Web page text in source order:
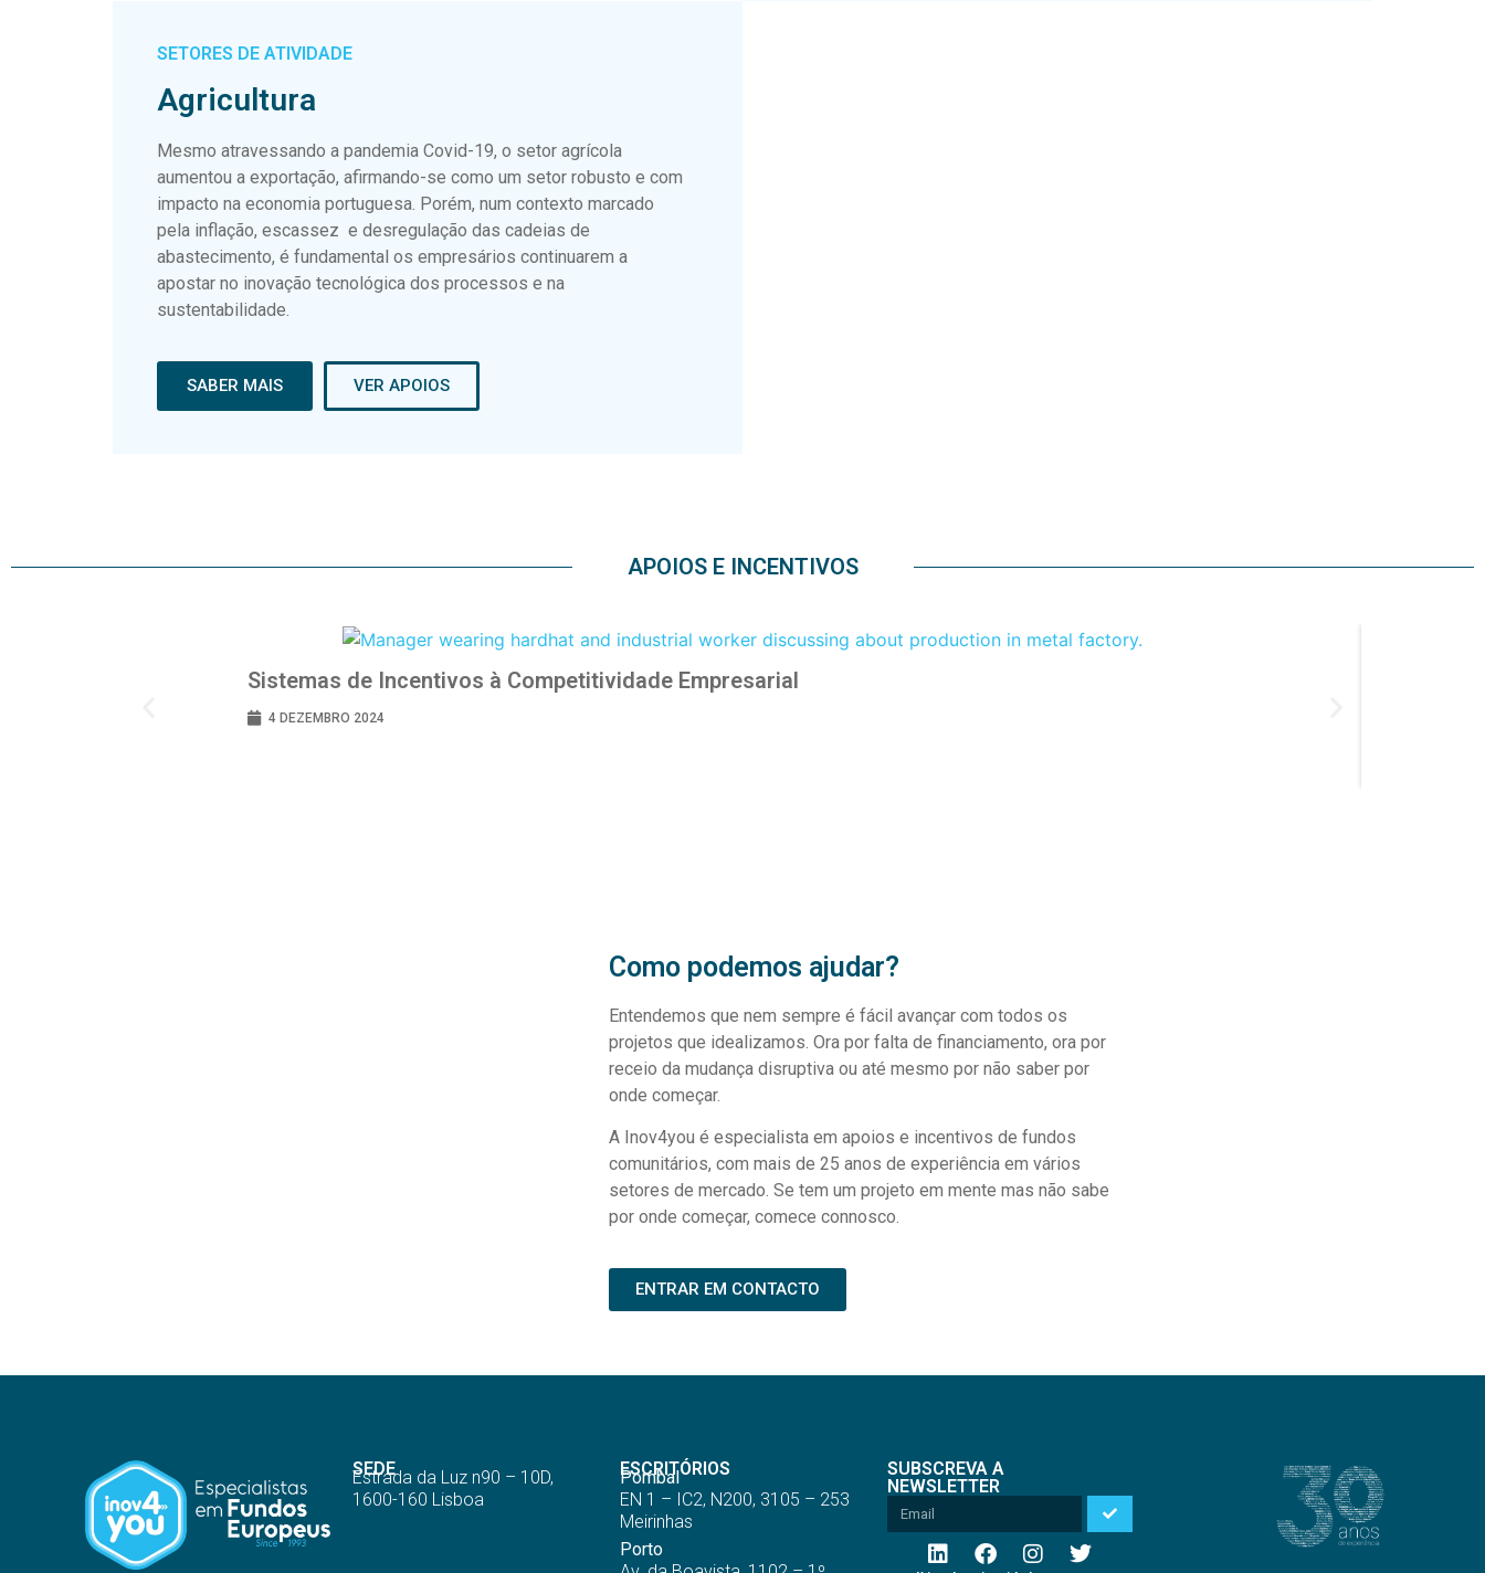
SETORES DE ATIVIDADE
Agricultura
Mesmo atravessando a pandemia Covid-19, o setor agrícola
aumentou a exportação, afirmando-se como um setor robusto e com
impacto na economia portuguesa. Porém, num contexto marcado
pela inflação, escassez e desregulação das cadeias de
abastecimento, é fundamental os empresários continuarem a
apostar no inovação tecnológica dos processos e na
sustentabilidade.
SABER MAIS VER APOIOS
APOIOS E INCENTIVOS
Sistemas de Incentivos à Competitividade Empresarial
4 DEZEMBRO 2024
Como podemos ajudar?
Entendemos que nem sempre é fácil avançar com todos os
projetos que idealizamos. Ora por falta de financiamento, ora por
receio da mudança disruptiva ou até mesmo por não saber por
onde começar.
A Inov4you é especialista em apoios e incentivos de fundos
comunitários, com mais de 25 anos de experiência em vários
setores de mercado. Se tem um projeto em mente mas não sabe
por onde começar, comece connosco.
ENTRAR EM CONTACTO
SEDE
Estrada da Luz n90 – 10D,
1600-160 Lisboa
ESCRITÓRIOS
Pombal
EN 1 – IC2, N200, 3105 – 253
Meirinhas
Porto
SUBSCREVA A
NEWSLETTER